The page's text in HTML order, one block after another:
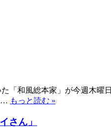
「和風総本家」が今週木
もっと読む »
さん」